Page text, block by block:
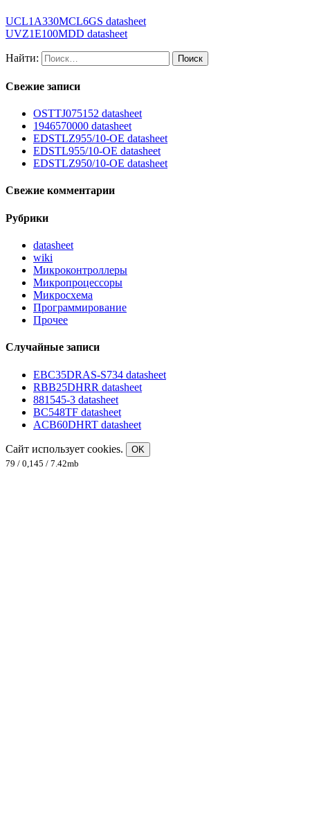
UCL1A330MCL6GS datasheet
UVZ1E100MDD datasheet
Найти:
Свежие записи
OSTTJ075152 datasheet
1946570000 datasheet
EDSTLZ955/10-OE datasheet
EDSTL955/10-OE datasheet
EDSTLZ950/10-OE datasheet
Свежие комментарии
Рубрики
datasheet
wiki
Микроконтроллеры
Микропроцессоры
Микросхема
Программирование
Прочее
Случайные записи
EBC35DRAS-S734 datasheet
RBB25DHRR datasheet
881545-3 datasheet
BC548TF datasheet
ACB60DHRT datasheet
Сайт использует cookies.
OK
79 / 0,145 / 7.42mb